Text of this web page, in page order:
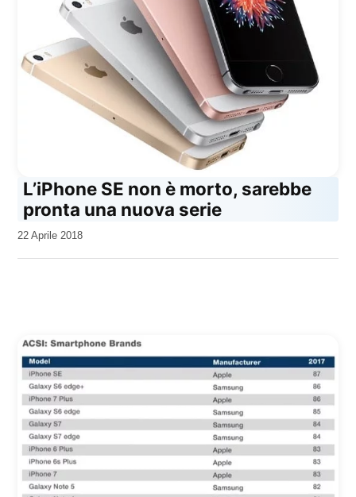
L’iPhone SE non è morto, sarebbe
pronta una nuova serie
da
22 Aprile 2018